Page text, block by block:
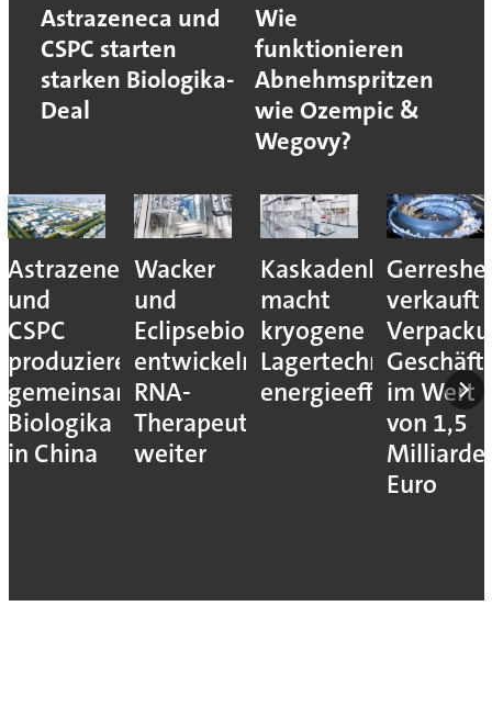
Astrazeneca und
CSPC starten
starken Biologika-
Deal
Wie
funktionieren
Abnehmspritzen
wie Ozempic &
Wegovy?
Astrazeneca
und
CSPC
produzieren
gemeinsam
Biologika
in China
Wacker
und
Eclipsebio
entwickeln
RNA-
Therapeutika
weiter
Kaskadenkonzept
macht
kryogene
Lagertechnik
energieeffizienter
verkauft
im Wert
von 1,5
Euro